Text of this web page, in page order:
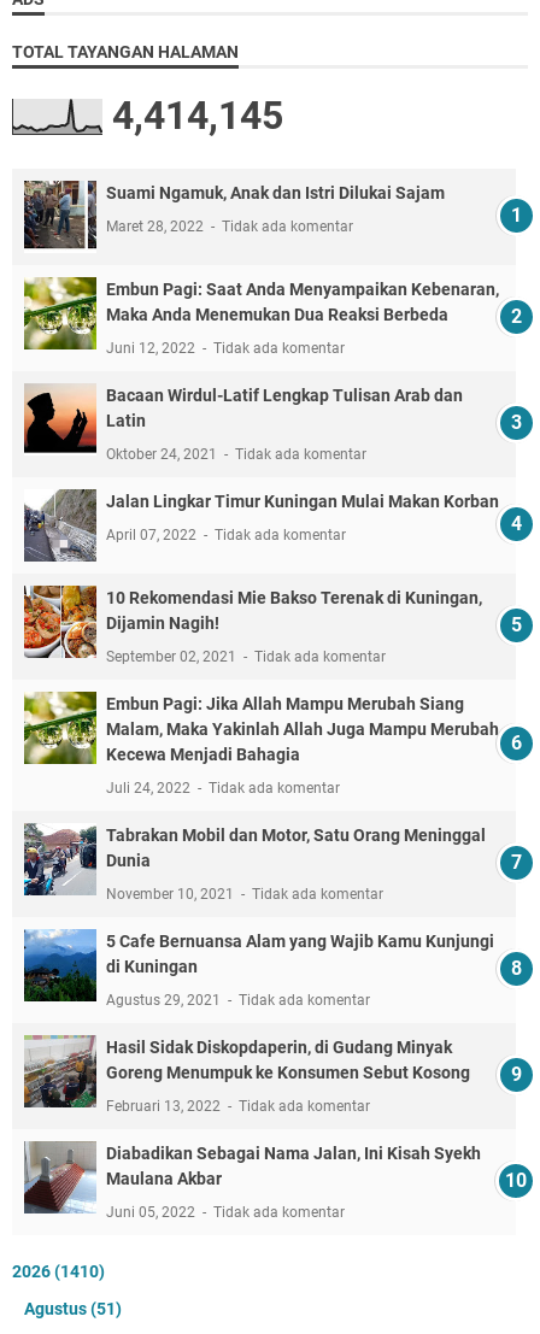
TOTAL TAYANGAN HALAMAN
4,414,145
Suami Ngamuk, Anak dan Istri Dilukai Sajam
Maret 28, 2022 Tidak ada komentar
Embun Pagi: Saat Anda Menyampaikan Kebenaran,
Maka Anda Menemukan Dua Reaksi Berbeda
Juni 12, 2022 Tidak ada komentar
Bacaan Wirdul-Latif Lengkap Tulisan Arab dan
Latin
Oktober 24, 2021 Tidak ada komentar
Jalan Lingkar Timur Kuningan Mulai Makan Korban
April 07, 2022 Tidak ada komentar
10 Rekomendasi Mie Bakso Terenak di Kuningan,
Dijamin Nagih!
September 02, 2021 Tidak ada komentar
Embun Pagi: Jika Allah Mampu Merubah Siang
Malam, Maka Yakinlah Allah Juga Mampu Merubah
Kecewa Menjadi Bahagia
Juli 24, 2022 Tidak ada komentar
Tabrakan Mobil dan Motor, Satu Orang Meninggal
Dunia
November 10, 2021 Tidak ada komentar
5 Cafe Bernuansa Alam yang Wajib Kamu Kunjungi
di Kuningan
Agustus 29, 2021 Tidak ada komentar
Hasil Sidak Diskopdaperin, di Gudang Minyak
Goreng Menumpuk ke Konsumen Sebut Kosong
Februari 13, 2022 Tidak ada komentar
Diabadikan Sebagai Nama Jalan, Ini Kisah Syekh
Maulana Akbar
Juni 05, 2022 Tidak ada komentar
2026(1410)
Agustus(51)